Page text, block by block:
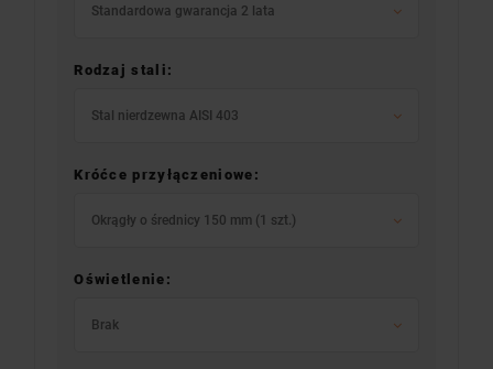
Standardowa gwarancja 2 lata
Rodzaj stali:
Stal nierdzewna AISI 403
Króćce przyłączeniowe:
Okrągły o średnicy 150 mm (1 szt.)
Oświetlenie:
Brak